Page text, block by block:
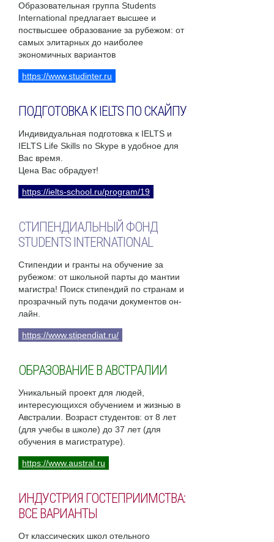
Образовательная группа Students
International предлагает высшее и
поствысшее образование за рубежом: от
самых элитарных до наиболее
экономичных вариантов
https://www.studinter.ru
ПОДГОТОВКА К IELTS ПО СКАЙПУ
Индивидуальная подготовка к IELTS и
IELTS Life Skills по Skype в удобное для
Вас время.
Цена Вас обрадует!
https://ielts-school.ru/program/19
СТИПЕНДИАЛЬНЫЙ ФОНД
STUDENTS INTERNATIONAL
Стипендии и гранты на обучение за
рубежом: от школьной парты до мантии
магистра! Поиск стипендий по странам и
прозрачный путь подачи документов он-
лайн.
https://www.stipendiat.ru/
ОБРАЗОВАНИЕ В АВСТРАЛИИ
Уникальный проект для людей,
интересующихся обучением и жизнью в
Австралии. Возраст студентов: от 8 лет
(для учебы в школе) до 37 лет (для
обучения в магистратуре).
https://www.austral.ru
ИНДУСТРИЯ ГОСТЕПРИИМСТВА:
ВСЕ ВАРИАНТЫ
От классических школ отельного